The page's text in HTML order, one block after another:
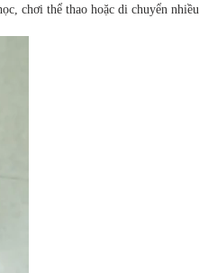
chơi thể thao hoặc di chuyển nhiều.